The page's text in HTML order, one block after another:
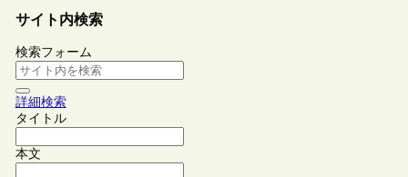
サイト内検索
検索フォーム
詳細検索
タイトル
本文